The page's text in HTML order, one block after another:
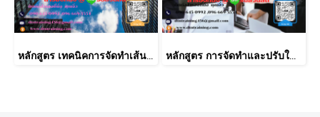
หลักสูตร เทคนิคการจัดทำเส้นทางการฝึกอบรม และการพัฒนาบุคลากร เป็นรายบุคคลอย่างเป็นระบบ Effective Training and Development Road Map & IDP Implementation หลักสูตร การจัดทำและปรับใช้ SKILLS MATRIX อย่างได้ผล Skill Matrix Setting & Implementation